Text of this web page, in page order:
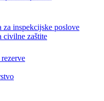
osiguranja
pravnu pomoć
inspekcijske poslove
zaštite